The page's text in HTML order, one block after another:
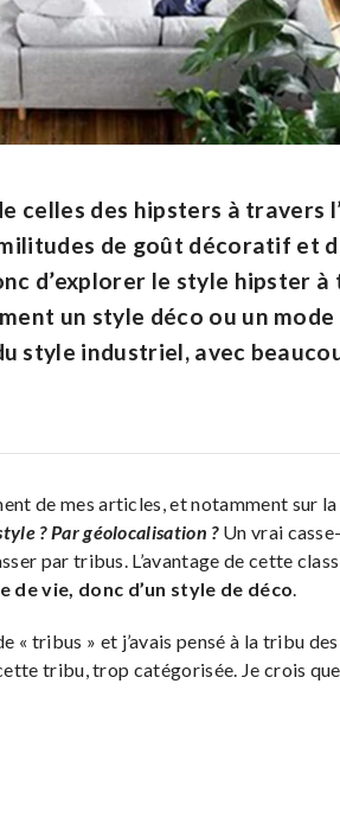
celles des hipsters à travers
de goût décoratif et
d’explorer le style hipster
un style déco ou un
style industriel, avec
de mes articles, et notamment sur
? Par géolocalisation ?Un vrai
par tribus. L’avantage de cette
de vie, donc d’un style de déco
« tribus » et j’avais pensé à la tribu
tribu, trop catégorisée. Je crois